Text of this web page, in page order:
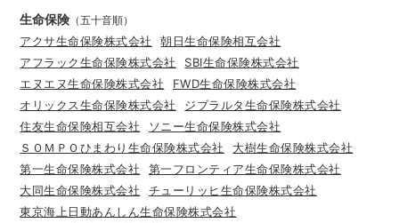
生命保険 （五十音順）
アクサ生命保険株式会社
朝日生命保険相互会社
アフラック生命保険株式会社
SBI生命保険株式会社
エヌエヌ生命保険株式会社
FWD生命保険株式会社
オリックス生命保険株式会社
ジブラルタ生命保険株式会社
住友生命保険相互会社
ソニー生命保険株式会社
ＳＯＭＰＯひまわり生命保険株式会社
大樹生命保険株式会社
第一生命保険株式会社
第一フロンティア生命保険株式会社
大同生命保険株式会社
チューリッヒ生命保険株式会社
東京海上日動あんしん生命保険株式会社